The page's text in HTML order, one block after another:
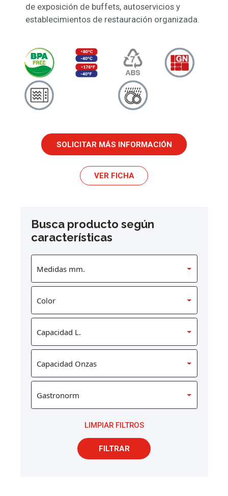
de exposición de buffets, autoservicios y
establecimientos de restauración organizada.
SOLICITAR MÁS INFORMACIÓN
VER FICHA
Busca producto según
características
LIMPIAR FILTROS
FILTRAR